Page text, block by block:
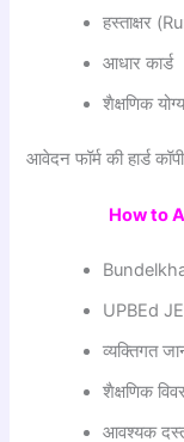
हस्ताक्षर
आधार कार्ड
शैक्षणिक
आवेदन फॉर्म की हार्ड
How to
UPBEd
व्यक्तिगत
शैक्षणिक
आवश्यक